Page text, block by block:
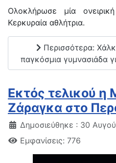
Ολοκλήρωσε μία
Κερκυραία αθλήτρια.
Περισσότερα:
παγκόσμια γυμνασιάδα
Εκτός τελικού η
Ζάραγκα στο
Δημοσιεύθηκε : 30
Εμφανίσεις: 776